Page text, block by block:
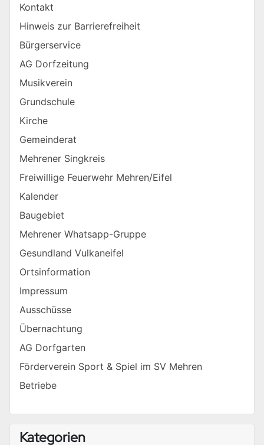
Kontakt
Hinweis zur Barrierefreiheit
Bürgerservice
AG Dorfzeitung
Musikverein
Grundschule
Kirche
Gemeinderat
Mehrener Singkreis
Freiwillige Feuerwehr Mehren/Eifel
Kalender
Baugebiet
Mehrener Whatsapp-Gruppe
Gesundland Vulkaneifel
Ortsinformation
Impressum
Ausschüsse
Übernachtung
AG Dorfgarten
Förderverein Sport & Spiel im SV Mehren
Betriebe
Kategorien